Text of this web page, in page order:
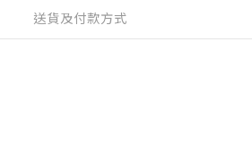
送貨及付款方式